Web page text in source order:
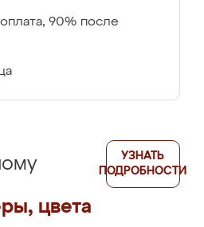
90% после
цвета
УЗНАТЬ
ПОДРОБНОСТИ